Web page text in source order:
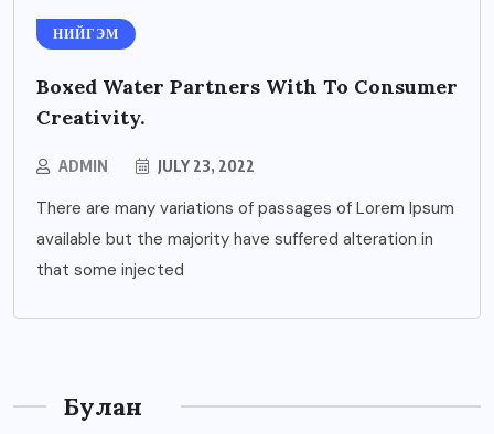
НИЙГЭМ
Boxed Water Partners With To Consumer
Creativity.
ADMIN JULY 23, 2022
There are many variations of passages of Lorem Ipsum
available but the majority have suffered alteration in
that some injected
Булан